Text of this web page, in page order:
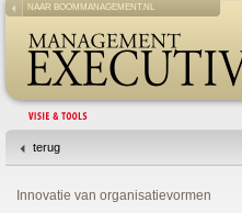
NAAR BOOMMANAGEMENT.NL
terug
Innovatie van organisatievormen